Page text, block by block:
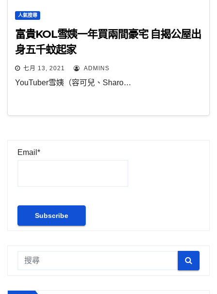
人氣搜尋
富貴KOL雪姨一年買兩間豪宅 自揭公屋出
身五千蚊起家
七月 13, 2021 ADMINS
YouTuber雪姨（容可兒、Sharo…
Email*